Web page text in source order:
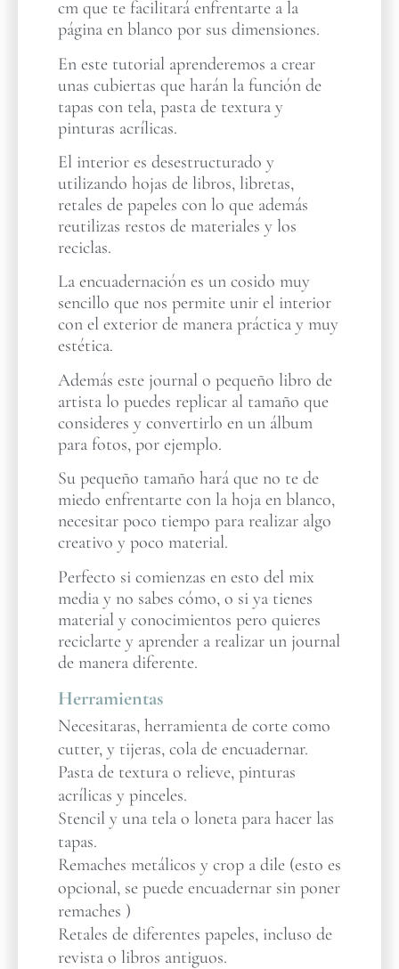
cm que te facilitará enfrentarte a la
página en blanco por sus dimensiones.
En este tutorial aprenderemos a crear
unas cubiertas que harán la función de
tapas con tela, pasta de textura y
pinturas acrílicas.
El interior es desestructurado y
utilizando hojas de libros, libretas,
retales de papeles con lo que además
reutilizas restos de materiales y los
reciclas.
La encuadernación es un cosido muy
sencillo que nos permite unir el interior
con el exterior de manera práctica y muy
estética.
Además este journal o pequeño libro de
artista lo puedes replicar al tamaño que
consideres y convertirlo en un álbum
para fotos, por ejemplo.
Su pequeño tamaño hará que no te de
miedo enfrentarte con la hoja en blanco,
necesitar poco tiempo para realizar algo
creativo y poco material.
Perfecto si comienzas en esto del mix
media y no sabes cómo, o si ya tienes
material y conocimientos pero quieres
reciclarte y aprender a realizar un journal
de manera diferente.
Herramientas
Necesitaras, herramienta de corte como
cutter, y tijeras, cola de encuadernar.
Pasta de textura o relieve, pinturas
acrílicas y pinceles.
Stencil y una tela o loneta para hacer las
tapas.
Remaches metálicos y crop a dile (esto es
opcional, se puede encuadernar sin poner
remaches )
Retales de diferentes papeles, incluso de
revista o libros antiguos.